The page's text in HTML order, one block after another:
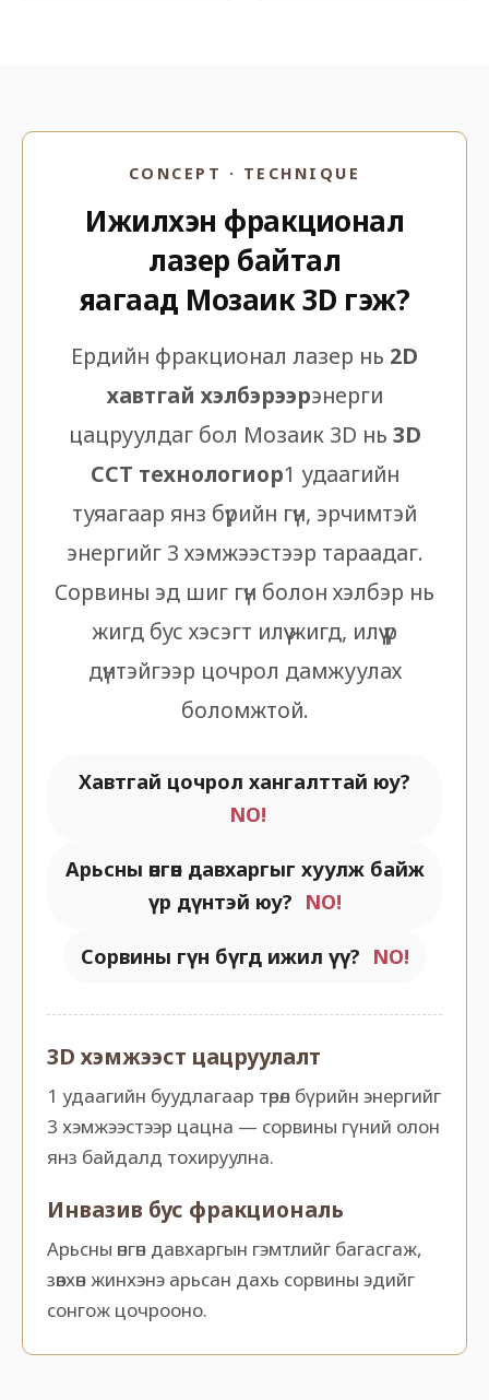
CONCEPT · TECHNIQUE
Ижилхэн фракционал
лазер байтал
яагаад Мозаик 3D гэж?
Ердийн фракционал лазер нь 2D
хавтгай хэлбэрээрэнерги
цацруулдаг бол Мозаик 3D нь 3D
CCT технологиор1 удаагийн
туяагаар янз бүрийн гүн, эрчимтэй
энергийг 3 хэмжээстээр тараадаг.
Сорвины эд шиг гүн болон хэлбэр нь
жигд бус хэсэгт илүү жигд, илүү үр
дүнтэйгээр цочрол дамжуулах
боломжтой.
Хавтгай цочрол хангалттай юу?
NO!
Арьсны өнгөн давхаргыг хуулж байж
үр дүнтэй юу? NO!
Сорвины гүн бүгд ижил үү? NO!
3D хэмжээст цацруулалт
1 удаагийн буудлагаар төрөл бүрийн энергийг
3 хэмжээстээр цацна — сорвины гүний олон
янз байдалд тохируулна.
Инвазив бус фракциональ
Арьсны өнгөн давхаргын гэмтлийг багасгаж,
зөвхөн жинхэнэ арьсан дахь сорвины эдийг
сонгож цочрооно.